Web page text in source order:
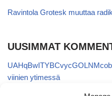
Ravintola Grotesk muuttaa
UUSIMMAT
UAHqBwITYBCvycGOLNMcob
viinien ytimessä
EgVGGttRTxKfbqUaWNglbon